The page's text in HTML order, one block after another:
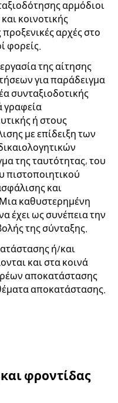
αρμόδιοι
κοινοτικής
αρχές στο
φορείς.
της αίτησης
για παράδειγμα
συνταξιοδοτικής
γραφεία
ή στους
με επίδειξη των
της ταυτότητας, του
πιστοποιητικού
και
καθυστερημένη
έχει ως συνέπεια την
της σύνταξης.
ή/και
και στα κοινά
αποκατάστασης
αποκατάστασης.
φροντίδας